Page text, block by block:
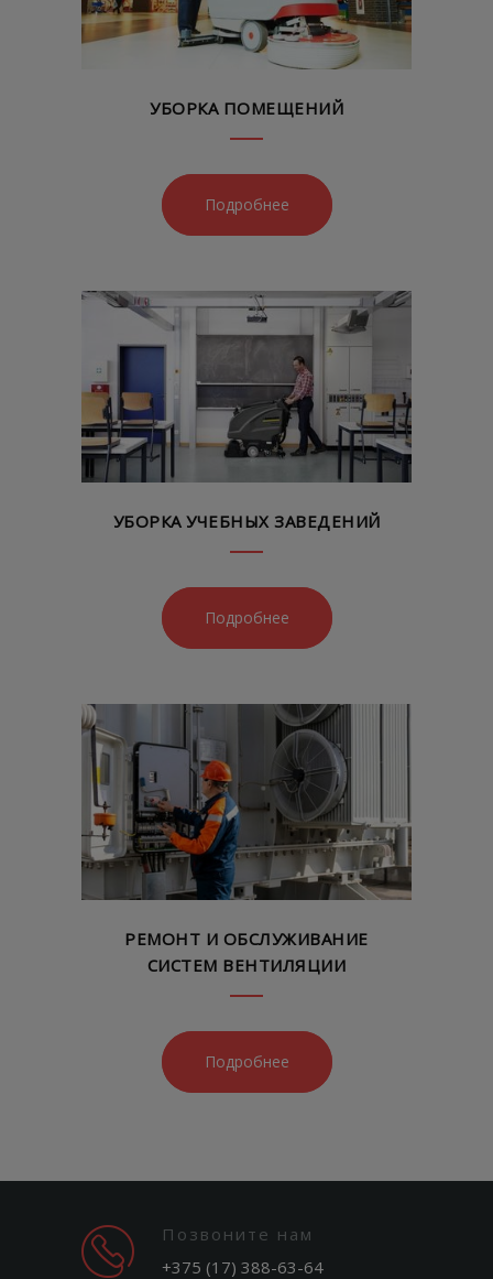
УБОРКА ПОМЕЩЕНИЙ
Подробнее
УБОРКА УЧЕБНЫХ ЗАВЕДЕНИЙ
Подробнее
РЕМОНТ И ОБСЛУЖИВАНИЕ
СИСТЕМ ВЕНТИЛЯЦИИ
Подробнее
Позвоните нам
+375 (17) 388-63-64